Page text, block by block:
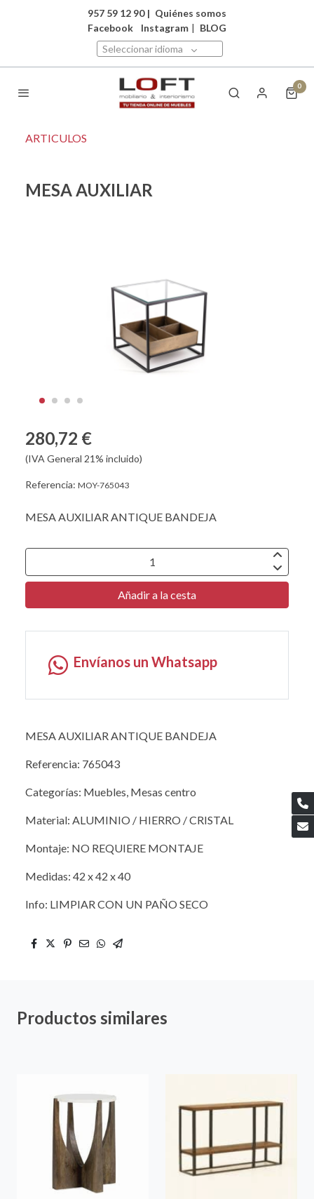
957 59 12 90 | Quiénes somos
Facebook
Instagram | BLOG
Seleccionar idioma
0
ARTICULOS
MESA AUXILIAR
280,72 €
(IVA General 21% incluido)
Referencia: MOY-765043
MESA AUXILIAR ANTIQUE BANDEJA
Añadir a la cesta
Envíanos un Whatsapp
MESA AUXILIAR ANTIQUE BANDEJA
Referencia: 765043
Categorías: Muebles, Mesas centro
Material: ALUMINIO / HIERRO / CRISTAL
Montaje: NO REQUIERE MONTAJE
Medidas: 42 x 42 x 40
Info: LIMPIAR CON UN PAÑO SECO
Productos similares